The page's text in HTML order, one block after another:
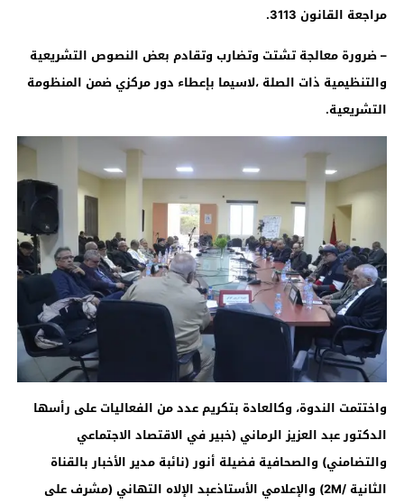
مراجعة القانون 3113
.
–ضرورة معالجة تشتت وتضارب وتقادم بعض النصوص التشريعية
والتنظيمية ذات الصلة ،لاسيما بإعطاء دور مركزي ضمن المنظومة
التشريعية.
واختتمت الندوة، وكالعادة بتكريم عدد من الفعاليات على رأسها
الدكتور عبد العزيز الرماني (خبير في الاقتصاد الاجتماعي
والتضامني) والصحافية فضيلة أنور(نائبة مدير الأخبار بالقناة
الثانية /2M)
والإعلامي الأستاذعبد الإلاه التهاني (مشرف على